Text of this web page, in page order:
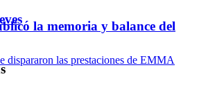
la memoria y balance del